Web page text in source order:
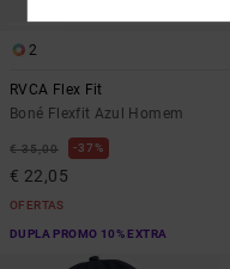
2
RVCA Flex Fit
Boné Flexfit Azul Homem
€ 35,00 37%
€ 22,05
OFERTAS
DUPLA PROMO 10% EXTRA